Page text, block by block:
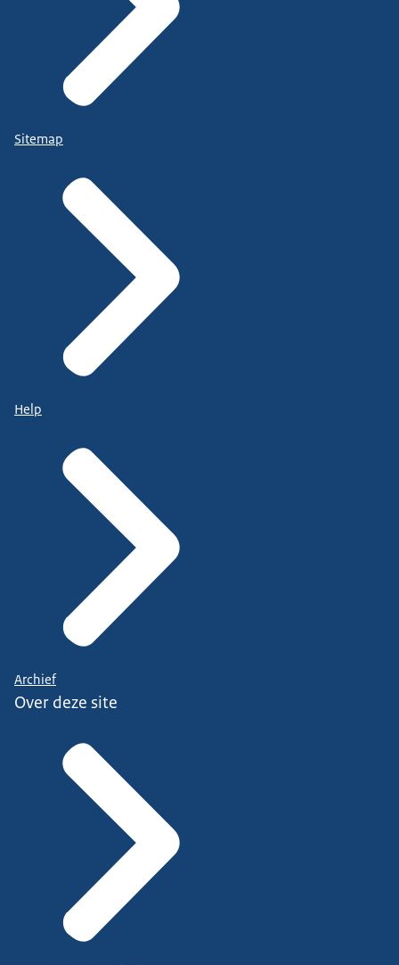
Sitemap
Help
Archief
Over deze site